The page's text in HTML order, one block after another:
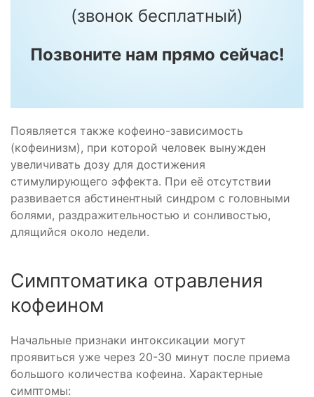
(звонок бесплатный)
Позвоните нам прямо сейчас!
Появляется также кофеино-зависимость
(кофеинизм), при которой человек вынужден
увеличивать дозу для достижения
стимулирующего эффекта. При её отсутствии
развивается абстинентный синдром с головными
болями, раздражительностью и сонливостью,
длящийся около недели.
Симптоматика отравления
кофеином
Начальные признаки интоксикации могут
проявиться уже через 20-30 минут после приема
большого количества кофеина. Характерные
симптомы: